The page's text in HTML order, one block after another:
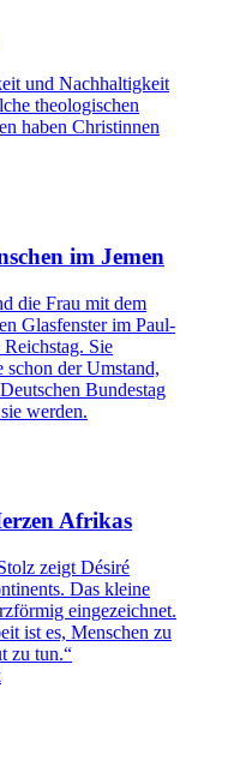
und Nachhaltigkeit
theologischen
haben Christinnen
im Jemen
die Frau mit dem
Glasfenster im Paul-
Sie
schon der Umstand,
Bundestag
werden.
Afrikas
zeigt Désiré
Das kleine
eingezeichnet.
ist es, Menschen zu
zu tun.“